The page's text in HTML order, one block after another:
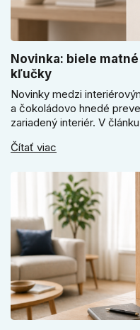
Novinka: biele
kľučky
Novinky medzi
a čokoládovo hnedé
zariadený interiér. V
ako vyberať medzi
Čítať viac